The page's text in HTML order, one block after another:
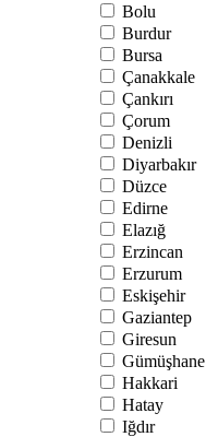
Bolu
Burdur
Bursa
Çanakkale
Çankırı
Çorum
Denizli
Diyarbakır
Düzce
Edirne
Elazığ
Erzincan
Erzurum
Eskişehir
Gaziantep
Giresun
Gümüşhane
Hakkari
Hatay
Iğdır